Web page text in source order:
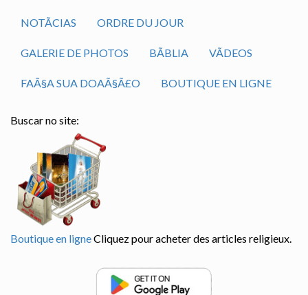
NOTÃ­CIAS ORDRE DU JOUR
GALERIE DE PHOTOS BÃ­BLIA VÃ­DEOS
FAÃ§A SUA DOAÃ§Ã£O BOUTIQUE EN LIGNE
Buscar no site:
Boutique en ligneCliquez pour acheter des articles religieux.